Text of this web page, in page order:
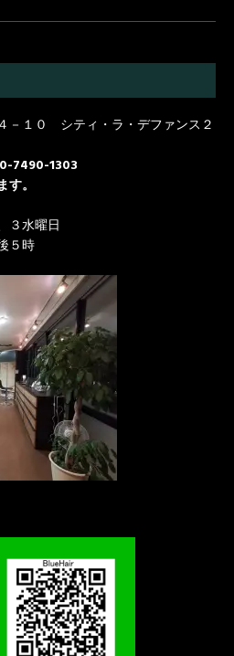
－１０ シティ・ラ・デファンス２
7490-1303
。
３水曜日
５時